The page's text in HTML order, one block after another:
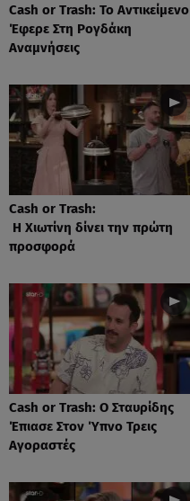
Cash or Trash: Το Αντικείμενο
Έφερε Στη Ρογδάκη
Αναμνήσεις
Cash or Trash:
Η Χιωτίνη δίνει την πρώτη
προσφορά
Cash or Trash: Ο Σταυρίδης
Έπιασε Στον Ύπνο Τρεις
Αγοραστές